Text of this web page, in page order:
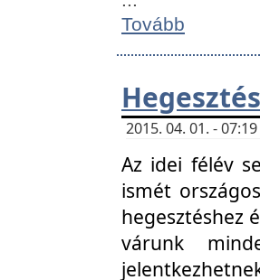
Tovább
2015. 04. 01. -
Az idei félév
ismét
hegesztéshez
várunk